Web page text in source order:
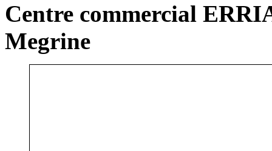
Centre commercial
Megrine